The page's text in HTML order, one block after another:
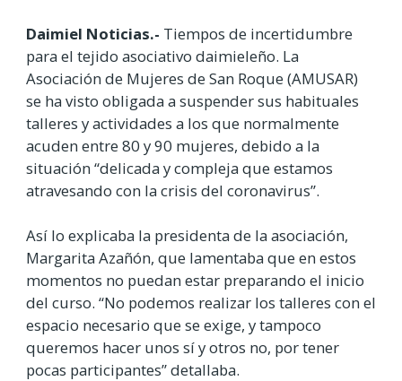
Daimiel Noticias.- Tiempos de incertidumbre
para el tejido asociativo daimieleño. La
Asociación de Mujeres de San Roque (AMUSAR)
se ha visto obligada a suspender sus habituales
talleres y actividades a los que normalmente
acuden entre 80 y 90 mujeres, debido a la
situación “delicada y compleja que estamos
atravesando con la crisis del coronavirus”.
Así lo explicaba la presidenta de la asociación,
Margarita Azañón, que lamentaba que en estos
momentos no puedan estar preparando el inicio
del curso. “No podemos realizar los talleres con el
espacio necesario que se exige, y tampoco
queremos hacer unos sí y otros no, por tener
pocas participantes” detallaba.